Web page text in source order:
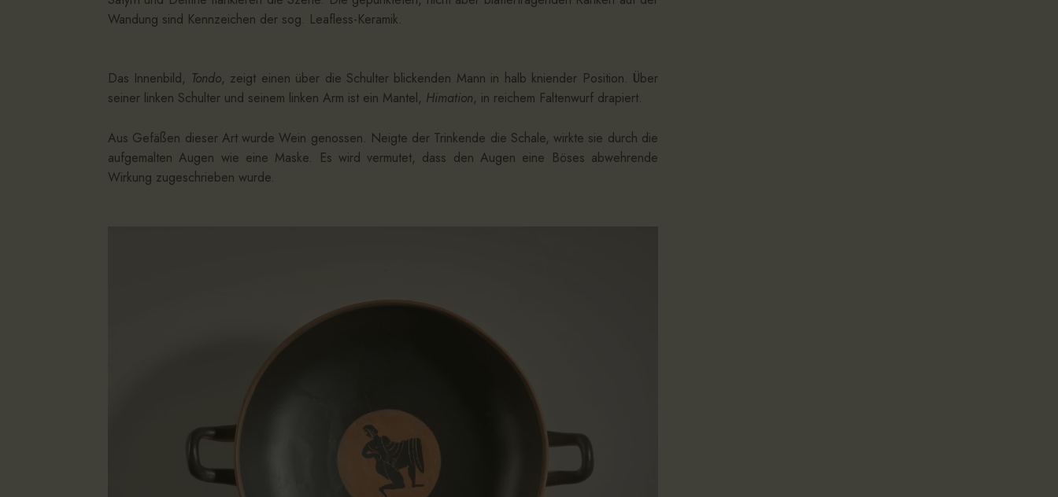
Wandung sind Kennzeichen der sog. Leafless-Keramik.
Das Innenbild, Tondo, zeigt einen über die Schulter blickenden Mann in halb kniender Position. Über
seiner linken Schulter und seinem linken Arm ist ein Mantel, Himation, in reichem Faltenwurf drapiert.
Aus Gefäßen dieser Art wurde Wein genossen. Neigte der Trinkende die Schale, wirkte sie durch die
aufgemalten Augen wie eine Maske. Es wird vermutet, dass den Augen eine Böses abwehrende
Wirkung zugeschrieben wurde.